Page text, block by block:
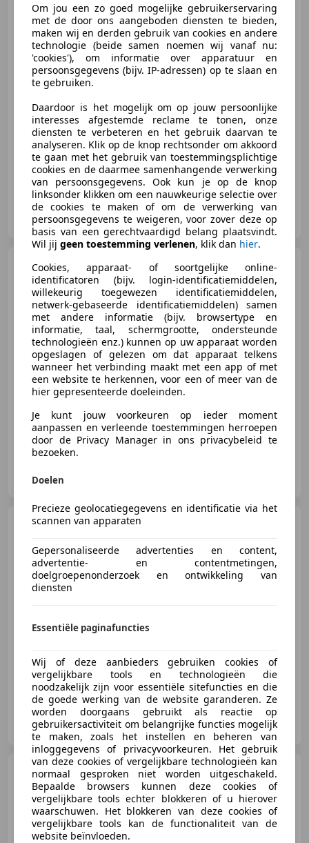
LED | Harman/Kardon |
Panoramada
€ 15.900 1
10/2020 191.119 km Benzine
103 kW (140 PK)
Autohuis Buursema
NL-9351 VJ LEEK
BMW 318 3-serie Touring 318i
Business Line * Afneembare tr
€ 4.900
NL-9351 VJ LEEK
Autohuis Buursema
NL-9351 VJ LEEK
Ford Focus2.0 EcoB. ST-3 |
Liefhebbersauto | Complete
docume
Om jou een zo goed mogelijke gebruikerservaring
met de door ons aangeboden diensten te bieden,
maken wij en derden gebruik van cookies en andere
technologie (beide samen noemen wij vanaf nu:
'cookies'), om informatie over apparatuur en
persoonsgegevens (bijv. IP-adressen) op te slaan en
te gebruiken.
Daardoor is het mogelijk om op jouw persoonlijke
interesses afgestemde reclame te tonen, onze
diensten te verbeteren en het gebruik daarvan te
analyseren. Klik op de knop rechtsonder om akkoord
te gaan met het gebruik van toestemmingsplichtige
cookies en de daarmee samenhangende verwerking
van persoonsgegevens. Ook kun je op de knop
linksonder klikken om een nauwkeurige selectie over
de cookies te maken of om de verwerking van
persoonsgegevens te weigeren, voor zover deze op
basis van een gerechtvaardigd belang plaatsvindt.
Wil jij geen toestemming verlenen, klik dan hier.
Cookies, apparaat- of soortgelijke online-
identificatoren (bijv. login-identificatiemiddelen,
willekeurig toegewezen identificatiemiddelen,
netwerk-gebaseerde identificatiemiddelen) samen
met andere informatie (bijv. browsertype en
informatie, taal, schermgrootte, ondersteunde
technologieën enz.) kunnen op uw apparaat worden
opgeslagen of gelezen om dat apparaat telkens
wanneer het verbinding maakt met een app of met
een website te herkennen, voor een of meer van de
hier gepresenteerde doeleinden.
Je kunt jouw voorkeuren op ieder moment
aanpassen en verleende toestemmingen herroepen
door de Privacy Manager in ons privacybeleid te
bezoeken.
Doelen
Precieze geolocatiegegevens en identificatie via het
scannen van apparaten
Gepersonaliseerde advertenties en content,
advertentie- en contentmetingen,
doelgroepenonderzoek en ontwikkeling van
diensten
Essentiële paginafuncties
Wij of deze aanbieders gebruiken cookies of
vergelijkbare tools en technologieën die
noodzakelijk zijn voor essentiële sitefuncties en die
de goede werking van de website garanderen. Ze
worden doorgaans gebruikt als reactie op
gebruikersactiviteit om belangrijke functies mogelijk
te maken, zoals het instellen en beheren van
inloggegevens of privacyvoorkeuren. Het gebruik
van deze cookies of vergelijkbare technologieën kan
normaal gesproken niet worden uitgeschakeld.
Bepaalde browsers kunnen deze cookies of
vergelijkbare tools echter blokkeren of u hierover
waarschuwen. Het blokkeren van deze cookies of
vergelijkbare tools kan de functionaliteit van de
website beïnvloeden.